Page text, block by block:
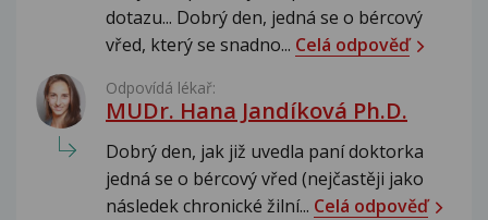
dotazu... Dobrý den, jedná se o bércový
vřed, který se snadno... Celá odpověď
Odpovídá lékař:
MUDr. Hana Jandíková Ph.D.
Dobrý den, jak již uvedla paní doktorka
jedná se o bércový vřed (nejčastěji jako
následek chronické žilní... Celá odpověď